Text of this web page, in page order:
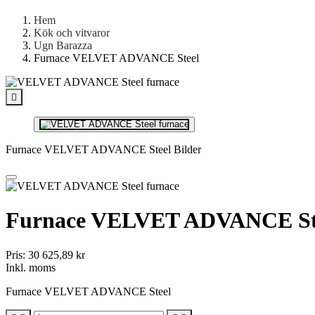
Hem
Kök och vitvaror
Ugn Barazza
Furnace VELVET ADVANCE Steel

Furnace VELVET ADVANCE Steel Bilder
Furnace VELVET ADVANCE
Pris: 30 625,89 kr
Inkl. moms
Furnace VELVET ADVANCE Steel